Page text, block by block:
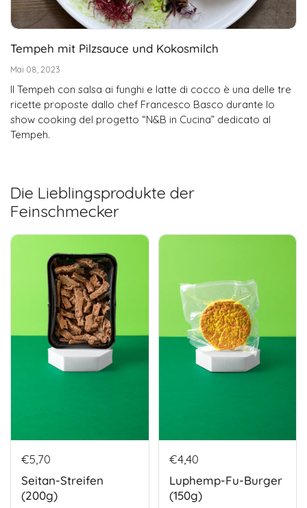
Tempeh mit Pilzsauce und Kokosmilch
Mai 08, 2023
Il Tempeh con salsa ai funghi e latte di cocco è una delle tre
ricette proposte dallo chef Francesco Basco durante lo
show cooking del progetto “N&B in Cucina” dedicato al
Tempeh.
Die Lieblingsprodukte der
Feinschmecker
€5,70
Seitan-Streifen
(200g)
€4,40
Luphemp-Fu-Burger
(150g)